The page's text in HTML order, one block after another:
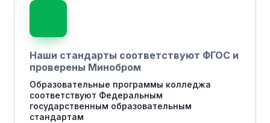
Наши стандарты соответствуют ФГОС и
проверены Минобром
Образовательные программы колледжа
соответствуют Федеральным
государственным образовательным
стандартам